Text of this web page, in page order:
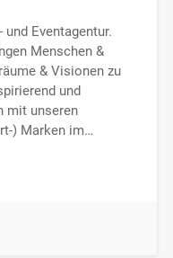
Eventagentur.
Menschen &
& Visionen zu
und
mit unseren
) Marken im…